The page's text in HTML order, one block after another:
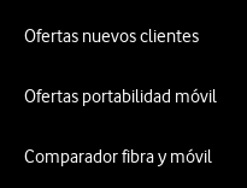
Ofertas nuevos clientes
Ofertas portabilidad móvil
Comparador fibra y móvil